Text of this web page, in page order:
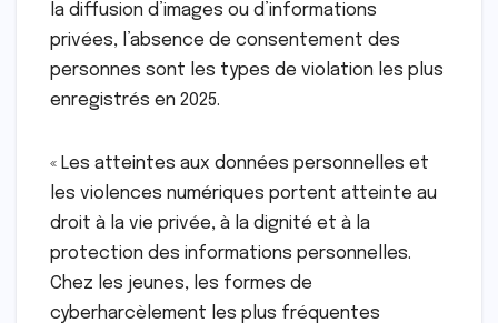
la diffusion d’images ou d’informations
privées, l’absence de consentement des
personnes sont les types de violation les plus
enregistrés en 2025.
« Les atteintes aux données personnelles et
les violences numériques portent atteinte au
droit à la vie privée, à la dignité et à la
protection des informations personnelles.
Chez les jeunes, les formes de
cyberharcèlement les plus fréquentes